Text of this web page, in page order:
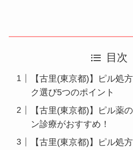
目次
【古里(東京都)】ピル処
ク選び5つのポイント
【古里(東京都)】ピル薬
ン診療がおすすめ！
【古里(東京都)】ピル処